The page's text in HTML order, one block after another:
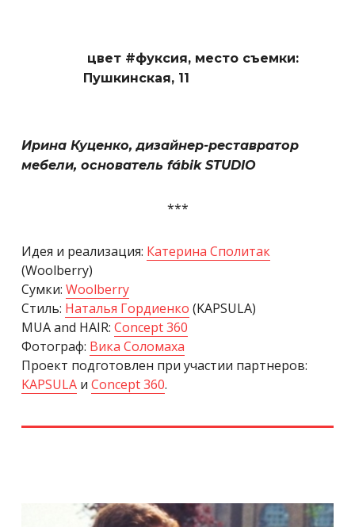
цвет #фуксия, место съемки:
Пушкинская, 11
Ирина Куценко, дизайнер-реставратор
мебели, основатель fábik STUDIO
***
Идея и реализация: Катерина Сполитак
(Woolberry)
Сумки: Woolberry
Стиль: Наталья Гордиенко (KAPSULA)
MUA and HAIR: Concept 360
Фотограф: Вика Соломаха
Проект подготовлен при участии партнеров:
KAPSULA и Concept 360.